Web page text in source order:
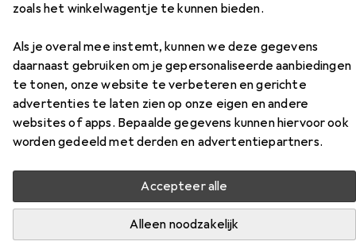
zoals het winkelwagentje te kunnen bieden.
Als je overal mee instemt, kunnen we deze gegevens
daarnaast gebruiken om je gepersonaliseerde aanbiedingen
te tonen, onze website te verbeteren en gerichte
advertenties te laten zien op onze eigen en andere
websites of apps. Bepaalde gegevens kunnen hiervoor ook
worden gedeeld met derden en advertentiepartners.
Accepteer alle
Alleen noodzakelijk
Accessoires voor Belkin USB-C 4
in 1
Vind passende accessoires voor de Belkin USB-C 4 in 1 uit
de categorieën USB-kabel, Videokabel en
Interfacekabel.
Videokabel